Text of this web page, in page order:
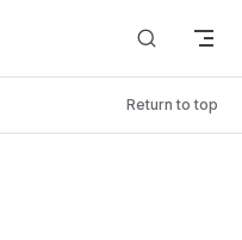
Return to top